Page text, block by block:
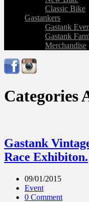
Classic Bike
Gastankers
Gastank
Gastank
Merchandise
Categories
Gastank
Race Exhibiton.
09/01/2015
Event
0 Comment